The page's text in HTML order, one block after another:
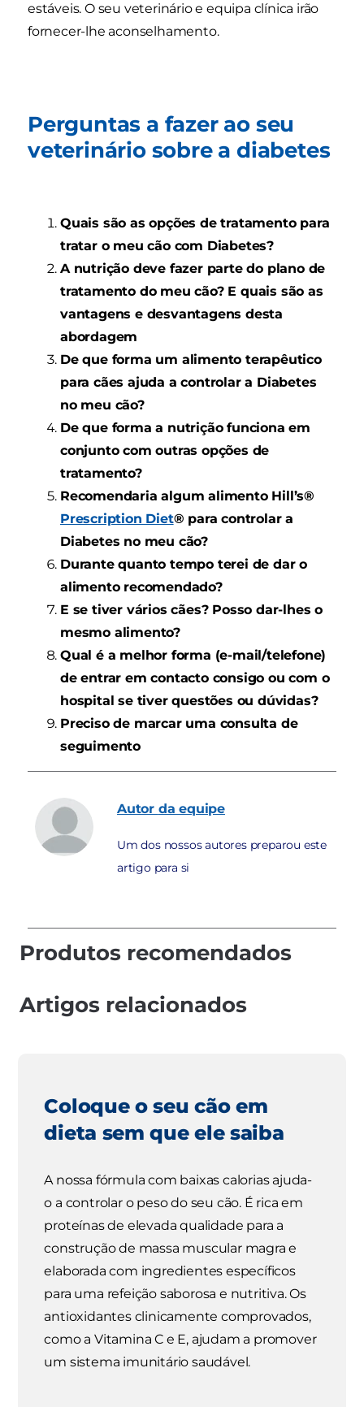
estáveis. O seu veterinário e equipa clínica irão
fornecer-lhe aconselhamento.
Perguntas a fazer ao seu
veterinário sobre a diabetes
Quais são as opções de tratamento para
tratar o meu cão com Diabetes?
A nutrição deve fazer parte do plano de
tratamento do meu cão? E quais são as
vantagens e desvantagens desta
abordagem
De que forma um alimento terapêutico
para cães ajuda a controlar a Diabetes
no meu cão?
De que forma a nutrição funciona em
conjunto com outras opções de
tratamento?
Recomendaria algum alimento Hill’s®
Prescription Diet® para controlar a
Diabetes no meu cão?
Durante quanto tempo terei de dar o
alimento recomendado?
E se tiver vários cães? Posso dar-lhes o
mesmo alimento?
Qual é a melhor forma (e-mail/telefone)
de entrar em contacto consigo ou com o
hospital se tiver questões ou dúvidas?
Preciso de marcaruma consulta de
seguimento
Autor da equipe
Um dos nossos autores preparou este
artigo para si
Produtos recomendados
Artigos relacionados
Coloque o seu cão em
dieta sem que ele saiba
A nossa fórmula com baixas calorias ajuda-
o a controlar o peso do seu cão. É rica em
proteínas de elevada qualidade para a
construção de massa muscular magra e
elaborada com ingredientes específicos
para uma refeição saborosa e nutritiva. Os
antioxidantes clinicamente comprovados,
como a Vitamina C e E, ajudam a promover
um sistema imunitário saudável.